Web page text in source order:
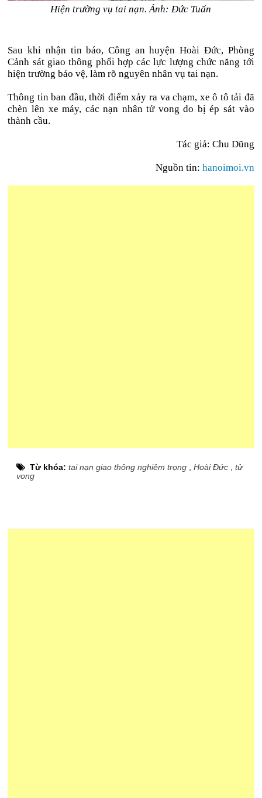
Hiện trường vụ tai nạn. Ảnh: Đức Tuấn
Sau khi nhận tin báo, Công an huyện Hoài Đức, Phòng
Cảnh sát giao thông phối hợp các lực lượng chức năng tới
hiện trường bảo vệ, làm rõ nguyên nhân vụ tai nạn.
Thông tin ban đầu, thời điểm xảy ra va chạm, xe ô tô tải đã
chèn lên xe máy, các nạn nhân tử vong do bị ép sát vào
thành cầu.
Tác giả: Chu Dũng
Nguồn tin: hanoimoi.vn
Từ khóa:tai nạn giao thông nghiêm trọng ,Hoài Đức ,tử
vong